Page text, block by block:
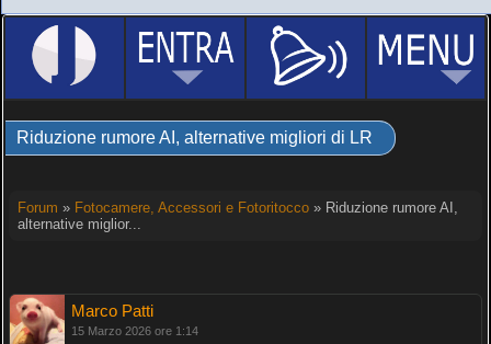
Riduzione rumore AI, alternative migliori di LR
Forum » Fotocamere, Accessori e Fotoritocco» Riduzione rumore AI,
alternative miglior...
Marco Patti
15 Marzo 2026 ore 1:14